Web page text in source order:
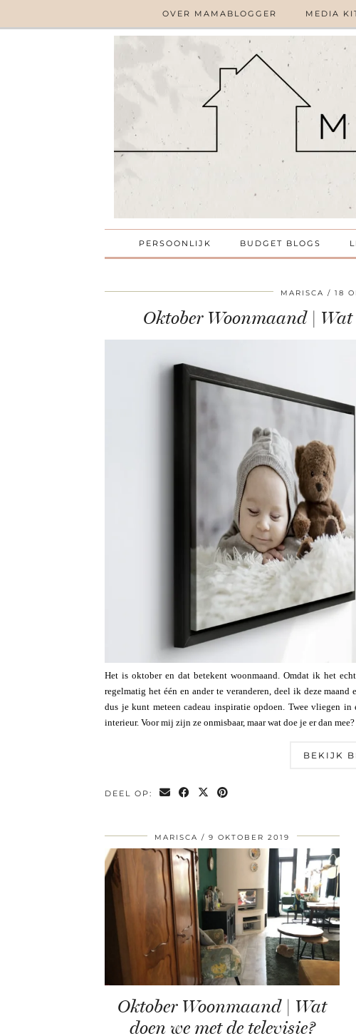
OVER MAMABLOGGER MEDIA
PERSOONLIJK BUDGET BLOGS
MARISCA 18
Oktober Woonmaand | Wat
Het is oktober en dat betekent woonmaand. Omdat ik het
regelmatig het één en ander te veranderen, deel ik deze
dus je kunt meteen cadeau inspiratie opdoen. Twee vliegen
interieur. Voor mij zijn ze onmisbaar, maar wat doe je er dan mee?
BEKIJK
DEEL OP:
MARISCA 9 OKTOBER 2019
Oktober Woonmaand | Wat
doen we met de televisie?